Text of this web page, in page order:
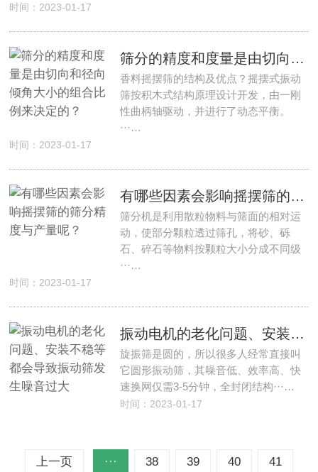
时间：2023-01-17
筛分的精度和度量是由切向和径向倾角大小的组合比例来决定的？
香料摇摆筛的结构及优点？摇摆式振动
筛按积木式结构原理设计开发，由一刚
性曲柄轴驱动，并进行了动态平衡。
···…
时间：2023-01-17
有哪些因素会影响摇摆筛的筛分精度与产量呢？
筛分机是利用散粒物料与筛面的相对运
动，使部分颗粒透过筛孔，将砂、砾
石、碎石等物料按颗粒大小分成不同级
···…
时间：2023-01-17
振动电机的老化问题、安装不稳等都会导致振动筛发生噪音过大
旋振筛是圆的，所以很多人经常直接叫
它圆形振动筛，其噪音低、效率高、快
速换网仅需3-5分钟，全封闭结构···…
时间：2023-01-17
上一页 ··· 38 39 40 41